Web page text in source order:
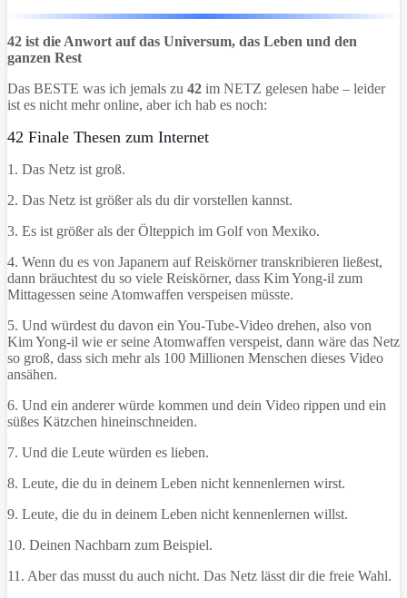
42 ist die Anwort auf das Universum, das Leben und den
ganzen Rest
Das BESTE was ich jemals zu 42 im NETZ gelesen habe – leider
ist es nicht mehr online, aber ich hab es noch:
42 Finale Thesen zum Internet
1. Das Netz ist groß.
2. Das Netz ist größer als du dir vorstellen kannst.
3. Es ist größer als der Ölteppich im Golf von Mexiko.
4. Wenn du es von Japanern auf Reiskörner transkribieren ließest,
dann bräuchtest du so viele Reiskörner, dass Kim Yong-il zum
Mittagessen seine Atomwaffen verspeisen müsste.
5. Und würdest du davon ein You-Tube-Video drehen, also von
Kim Yong-il wie er seine Atomwaffen verspeist, dann wäre das Netz
so groß, dass sich mehr als 100 Millionen Menschen dieses Video
ansähen.
6. Und ein anderer würde kommen und dein Video rippen und ein
süßes Kätzchen hineinschneiden.
7. Und die Leute würden es lieben.
8. Leute, die du in deinem Leben nicht kennenlernen wirst.
9. Leute, die du in deinem Leben nicht kennenlernen willst.
10. Deinen Nachbarn zum Beispiel.
11. Aber das musst du auch nicht. Das Netz lässt dir die freie Wahl.